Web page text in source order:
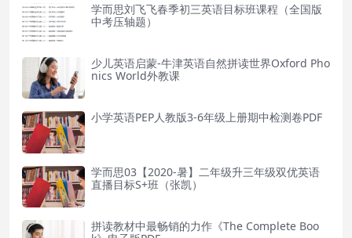
学而思刘飞飞春季初三英语目标班课程（全国版
中考压轴题）
少儿英语启蒙-牛津英语自然拼读世界Oxford Pho
nics World外教课
小学英语PEP人教版3-6年级上册期中检测卷PDF
学而思03【2020-暑】二年级升三年级双优英语
直播目标S+班（张凯）
拼读教材中最畅销的力作《The Complete Boo